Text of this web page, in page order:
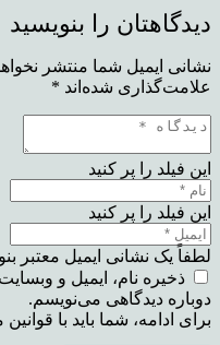
دیدگاهتان را بنویسید
نشانی ایمیل شما منتشر
علامت‌گذاری شده‌اند *
این فیلد را پر کنید
این فیلد را پر کنید
لطفاً یک نشانی ایمیل معتبر
ذخیره نام، ایمیل و
دوباره دیدگاهی می‌نویسم.
برای ادامه، شما باید با